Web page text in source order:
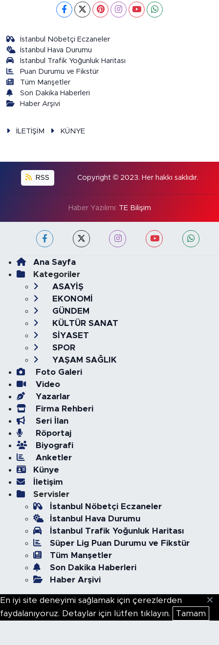
İstanbul Nöbetçi Eczaneler
İstanbul Hava Durumu
İstanbul Trafik Yoğunluk Haritası
Puan Durumu ve Fikstür
Tüm Manşetler
Son Dakika Haberleri
Haber Arşivi
İLETİŞİM KÜNYE
RSS Copyright © 2023. Her hakkı saklıdır.
Haber Yazılımı: TE Bilişim
Ana Sayfa
Kategoriler
ASAYİŞ
EKONOMİ
GÜNDEM
KÜLTÜR SANAT
SİYASET
SPOR
YAŞAM SAĞLIK
Foto Galeri
Video
Yazarlar
Firma Rehberi
Seri İlan
Röportaj
Biyografi
Anketler
Künye
İletişim
Servisler
İstanbul Nöbetçi Eczaneler
İstanbul Hava Durumu
İstanbul Trafik Yoğunluk Haritası
Süper Lig Puan Durumu ve Fikstür
Tüm Manşetler
Son Dakika Haberleri
Haber Arşivi
En iyi site deneyimi sağlamak için çerezlerden
faydalanıyoruz. Detaylar için lütfen tıklayın.
Tamam